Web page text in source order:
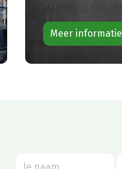
Meer informatie